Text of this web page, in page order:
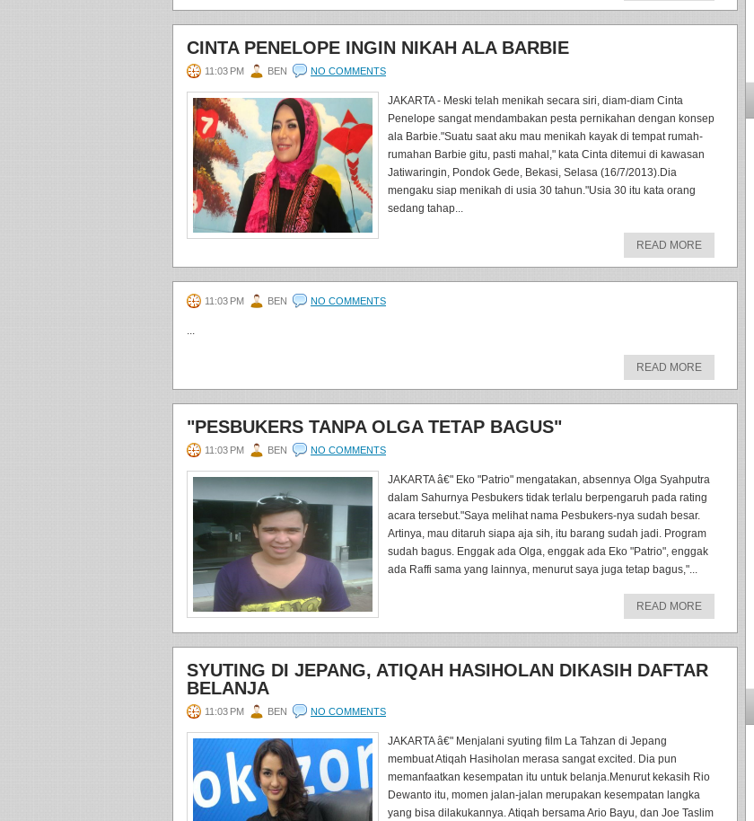
CINTA PENELOPE INGIN NIKAH ALA BARBIE
11:03 PM BEN NO COMMENTS
JAKARTA - Meski telah menikah secara siri, diam-diam Cinta
Penelope sangat mendambakan pesta pernikahan dengan konsep
ala Barbie."Suatu saat aku mau menikah kayak di tempat rumah-
rumahan Barbie gitu, pasti mahal," kata Cinta ditemui di kawasan
Jatiwaringin, Pondok Gede, Bekasi, Selasa (16/7/2013).Dia
mengaku siap menikah di usia 30 tahun."Usia 30 itu kata orang
sedang tahap...
READ MORE
11:03 PM BEN NO COMMENTS
...
READ MORE
"PESBUKERS TANPA OLGA TETAP BAGUS"
11:03 PM BEN NO COMMENTS
JAKARTA â€" Eko "Patrio" mengatakan, absennya Olga Syahputra
dalam Sahurnya Pesbukers tidak terlalu berpengaruh pada rating
acara tersebut."Saya melihat nama Pesbukers-nya sudah besar.
Artinya, mau ditaruh siapa aja sih, itu barang sudah jadi. Program
sudah bagus. Enggak ada Olga, enggak ada Eko "Patrio", enggak
ada Raffi sama yang lainnya, menurut saya juga tetap bagus,"...
READ MORE
SYUTING DI JEPANG, ATIQAH HASIHOLAN DIKASIH DAFTAR
BELANJA
11:03 PM BEN NO COMMENTS
JAKARTA â€" Menjalani syuting film La Tahzan di Jepang
membuat Atiqah Hasiholan merasa sangat excited. Dia pun
memanfaatkan kesempatan itu untuk belanja.Menurut kekasih Rio
Dewanto itu, momen jalan-jalan merupakan kesempatan langka
yang bisa dilakukannya. Atiqah bersama Ario Bayu, dan Joe Taslim